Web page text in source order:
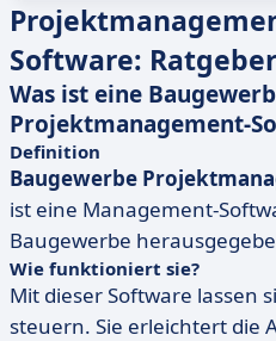
Software: Ratgeber
Was ist eine
Projektmanagement-
Definition
Baugewerbe
ist eine Management-
Baugewerbe
Wie funktioniert sie?
Mit dieser Software lassen
steuern. Sie erleichtert die